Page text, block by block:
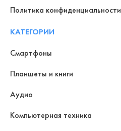
Политика конфиденциальности
КАТЕГОРИИ
Смартфоны
Планшеты и книги
Аудио
Компьютерная техника